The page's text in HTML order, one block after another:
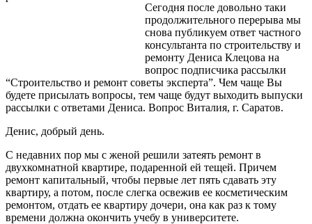
Сегодня после довольно таки
продолжительного перерыва мы
снова публикуем ответ частного
консультанта по строительству и
ремонту Дениса Клецова на
вопрос подписчика рассылки
“Строительство и ремонт советы эксперта”. Чем чаще Вы
будете присылать вопросы, тем чаще будут выходить выпуски
рассылки с ответами Дениса. Вопрос Виталия, г. Саратов.
Денис, добрый день.
С недавних пор мы с женой решили затеять ремонт в
двухкомнатной квартире, подаренной ей тещей. Причем
ремонт капитальный, чтобы первые лет пять сдавать эту
квартиру, а потом, после слегка освежив ее косметическим
ремонтом, отдать ее квартиру дочери, она как раз к тому
времени должна окончить учебу в университете.